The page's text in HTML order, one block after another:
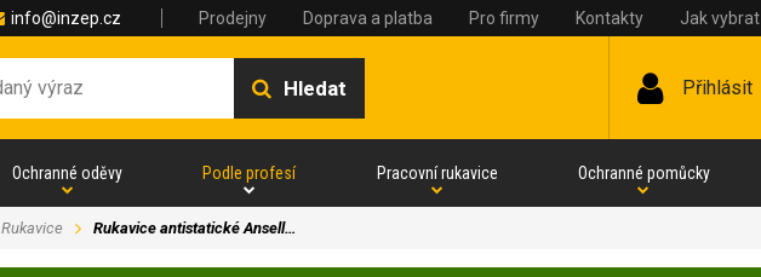
info@inzep.cz Prodejny Doprava a platba Pro firmy Kontakty Jak vybrat
Hledat Přihlásit
Ochranné oděvy Podle profesí Pracovní rukavice Ochranné pomůcky
Rukavice Rukavice antistatické Ansell…